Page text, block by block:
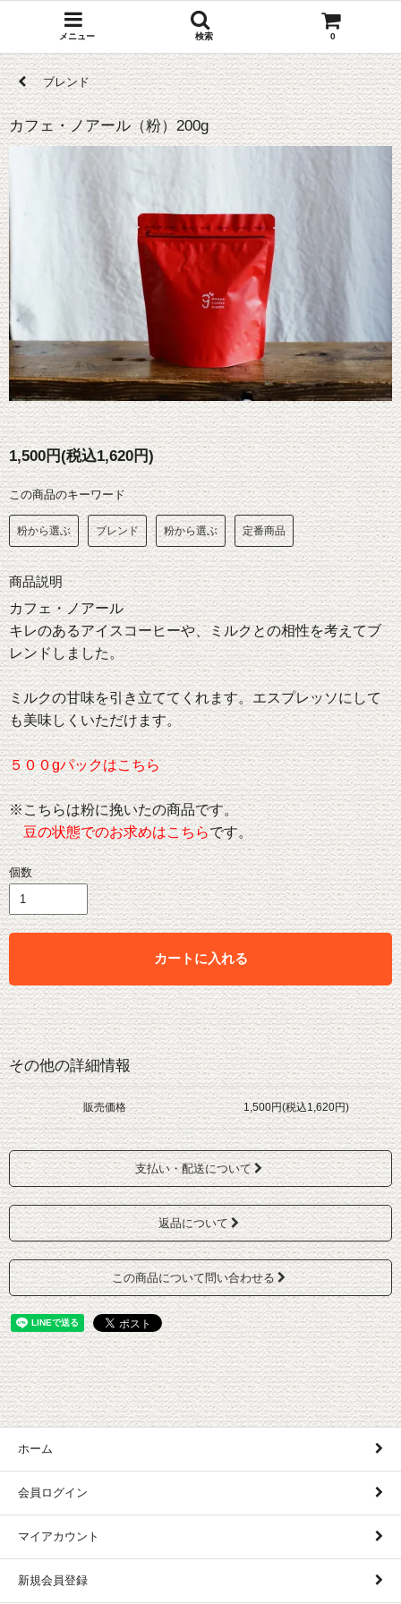
メニュー 検索 0
ブレンド
カフェ・ノアール（粉）200g
1,500円(税込1,620円)
この商品のキーワード
粉から選ぶ ブレンド 粉から選ぶ 定番商品
商品説明
カフェ・ノアール
キレのあるアイスコーヒーや、ミルクとの相性を考えてブ
レンドしました。
ミルクの甘味を引き立ててくれます。エスプレッソにして
も美味しくいただけます。
５００gパックはこちら
※こちらは粉に挽いたの商品です。
豆の状態でのお求めはこちらです。
個数
カートに入れる
その他の詳細情報
販売価格 1,500円(税込1,620円)
支払い・配送について
返品について
この商品について問い合わせる
ホーム
会員ログイン
マイアカウント
新規会員登録